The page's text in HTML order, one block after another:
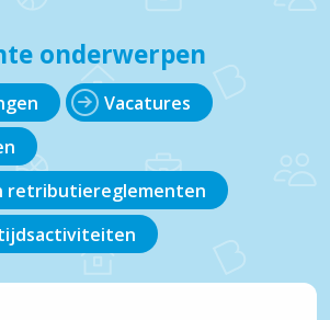
Over Brecht
Vaak bezocht
Reispas aanvragen
Feestmarkten en kermissen
Tickets cultuur
onderwerpen
Vacatures
retributiereglementen